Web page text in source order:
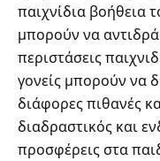
παιχνίδια βοήθεια
μπορούν να
περιστάσεις
γονείς μπορούν να
διάφορες πιθανές
διαδραστικός και
προσφέρεις στα